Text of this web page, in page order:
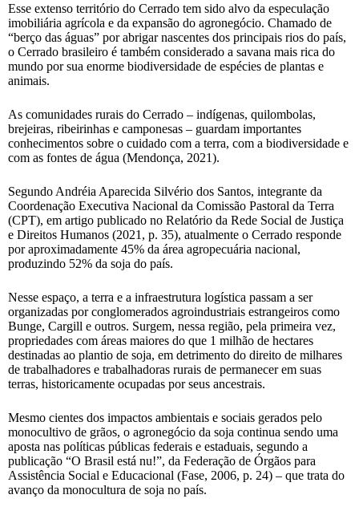
Esse extenso território do Cerrado tem sido alvo da especulação
imobiliária agrícola e da expansão do agronegócio. Chamado de
“berço das águas” por abrigar nascentes dos principais rios do país,
o Cerrado brasileiro é também considerado a savana mais rica do
mundo por sua enorme biodiversidade de espécies de plantas e
animais.
As comunidades rurais do Cerrado – indígenas, quilombolas,
brejeiras, ribeirinhas e camponesas – guardam importantes
conhecimentos sobre o cuidado com a terra, com a biodiversidade e
com as fontes de água (Mendonça, 2021).
Segundo Andréia Aparecida Silvério dos Santos, integrante da
Coordenação Executiva Nacional da Comissão Pastoral da Terra
(CPT), em artigo publicado no Relatório da Rede Social de Justiça
e Direitos Humanos (2021, p. 35), atualmente o Cerrado responde
por aproximadamente 45% da área agropecuária nacional,
produzindo 52% da soja do país.
Nesse espaço, a terra e a infraestrutura logística passam a ser
organizadas por conglomerados agroindustriais estrangeiros como
Bunge, Cargill e outros. Surgem, nessa região, pela primeira vez,
propriedades com áreas maiores do que 1 milhão de hectares
destinadas ao plantio de soja, em detrimento do direito de milhares
de trabalhadores e trabalhadoras rurais de permanecer em suas
terras, historicamente ocupadas por seus ancestrais.
Mesmo cientes dos impactos ambientais e sociais gerados pelo
monocultivo de grãos, o agronegócio da soja continua sendo uma
aposta nas políticas públicas federais e estaduais, segundo a
publicação “O Brasil está nu!”, da Federação de Órgãos para
Assistência Social e Educacional (Fase, 2006, p. 24) – que trata do
avanço da monocultura de soja no país.